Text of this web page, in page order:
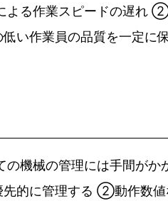
る作業スピードの遅れ
い作業員の品質を一定
機械の管理には手間が
的に管理する ②動作数値